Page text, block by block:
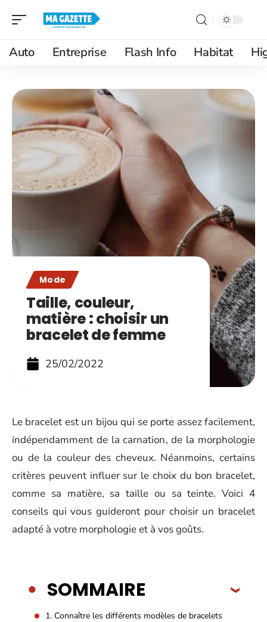
Auto Entreprise Flash Info Habitat
Mode
Taille, couleur,
matière : choisir un
bracelet de femme
25/02/2022
Le bracelet est un bijou qui se porte assez facilement,
indépendamment de la carnation, de la morphologie
ou de la couleur des cheveux. Néanmoins, certains
critères peuvent influer sur le choix du bon bracelet,
comme sa matière, sa taille ou sa teinte. Voici 4
conseils qui vous guideront pour choisir un bracelet
adapté à votre morphologie et à vos goûts.
SOMMAIRE
1. Connaître les différents modèles de bracelets